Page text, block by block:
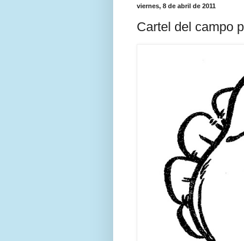
viernes, 8 de abril de 2011
Cartel del campo